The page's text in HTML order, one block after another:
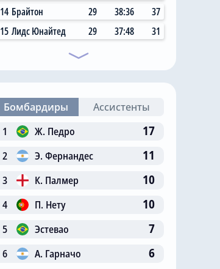
14 Брайтон 29 38:36
37
15 Лидс Юнайтед 29 37:48 31
Бомбардиры
Ассистенты
1
Ж. Педро 17
2 Э. Фернандес 11
3 К. Палмер 10
4 П. Нету 10
5 Эстевао 7
6 А. Гарначо 6